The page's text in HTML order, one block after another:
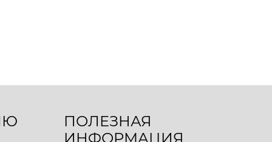
ПОЛЕЗНАЯ
ИНФОРМАЦИЯ